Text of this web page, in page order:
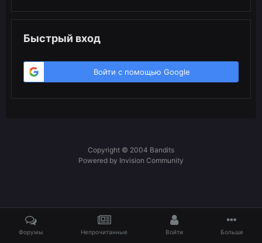
Быстрый вход
Войти с помощью Google
Copyright © 2004 Bandits
Powered by Invision Community
Форумы Непрочитанные Войти Больше